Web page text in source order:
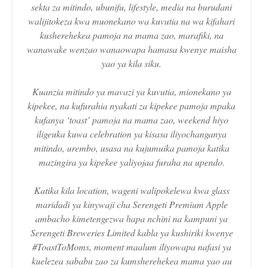
sekta za mitindo, ubunifu, lifestyle, media na burudani
walijitokeza kwa muonekano wa kuvutia na wa kifahari
kusherehekea pamoja na mama zao, marafiki, na
wanawake wenzao wanaowapa hamasa kwenye maisha
yao ya kila siku.
Kuanzia mitindo ya mavazi ya kuvutia, mionekano ya
kipekee, na kufurahia nyakati za kipekee pamoja mpaka
kufanya ‘toast’ pamoja na mama zao, weekend hiyo
iligeuka kuwa celebration ya kisasa iliyochanganya
mitindo, urembo, usasa na kujumuika pamoja katika
mazingira ya kipekee yaliyojaa furaha na upendo.
Katika kila location, wageni walipokelewa kwa glass
maridadi ya kinywaji cha Serengeti Premium Apple
ambacho kimetengezwa hapa nchini na kampuni ya
Serengeti Breweries Limited kabla ya kushiriki kwenye
#ToastToMoms, moment maalum iliyowapa nafasi ya
kuelezea sababu zao za kumsherehekea mama yao au